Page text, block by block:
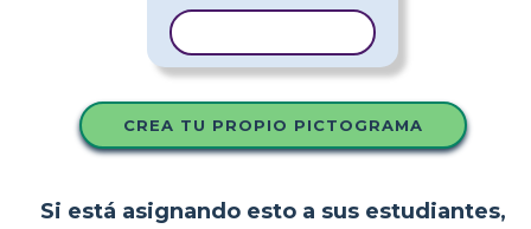
CREA TU PROPIO PICTOGRAMA
Si está asignando esto a sus estudiantes,